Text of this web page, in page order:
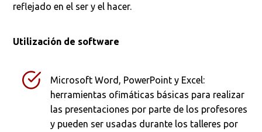
reflejado en el ser y el hacer.
Utilización de software
Microsoft Word, PowerPoint y Excel:
herramientas ofimáticas básicas para realizar
las presentaciones por parte de los profesores
y pueden ser usadas durante los talleres por